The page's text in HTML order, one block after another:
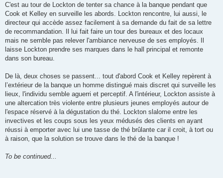
C'est au tour de Lockton de tenter sa chance à la banque pendant que
Cook et Kelley en surveille les abords. Lockton rencontre, lui aussi, le
directeur qui accède assez facilement à sa demande du fait de sa lettre
de recommandation. Il lui fait faire un tour des bureaux et des locaux
mais ne semble pas relever l'ambiance nerveuse de ses employés. Il
laisse Lockton prendre ses marques dans le hall principal et remonte
dans son bureau.
De là, deux choses se passent... tout d'abord Cook et Kelley repèrent à
l’extérieur de la banque un homme distingué mais discret qui surveille les
lieux, l'individu semble aguerri et perceptif. A l'intérieur, Lockton assiste à
une altercation très violente entre plusieurs jeunes employés autour de
l'espace réservé à la dégustation du thé. Lockton slalome entre les
invectives et les coups sous les yeux médusés des clients en ayant
réussi à emporter avec lui une tasse de thé brûlante car il croit, à tort ou
à raison, que la solution se trouve dans le thé de la banque !
To be continued...